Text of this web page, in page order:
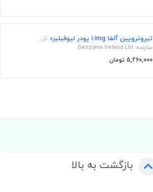
تیروتروپین آلفا 1.1mg پودر لیوفیلیزه تزریقی
سازنده: Genzyme Ireland Ltd.
5,260,000 تومان
بازگشت به بالا